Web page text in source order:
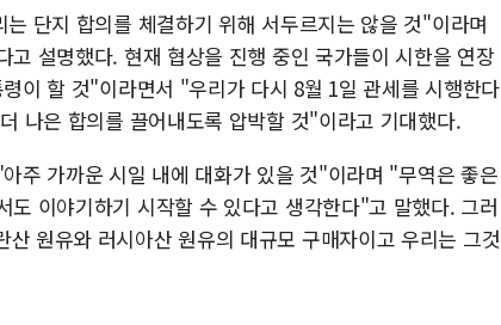
단지 합의를 체결하기 위해 서두르지는 않을 것"이라며
설명했다. 현재 협상을 진행 중인 국가들이 시한을 연장
이 할 것"이라면서 "우리가 다시 8월 1일 관세를 시행한다
나은 합의를 끌어내도록 압박할 것"이라고 기대했다.
주 가까운 시일 내에 대화가 있을 것"이라며 "무역은 좋은
이야기하기 시작할 수 있다고 생각한다"고 말했다. 그러
원유와 러시아산 원유의 대규모 구매자이고 우리는 그것